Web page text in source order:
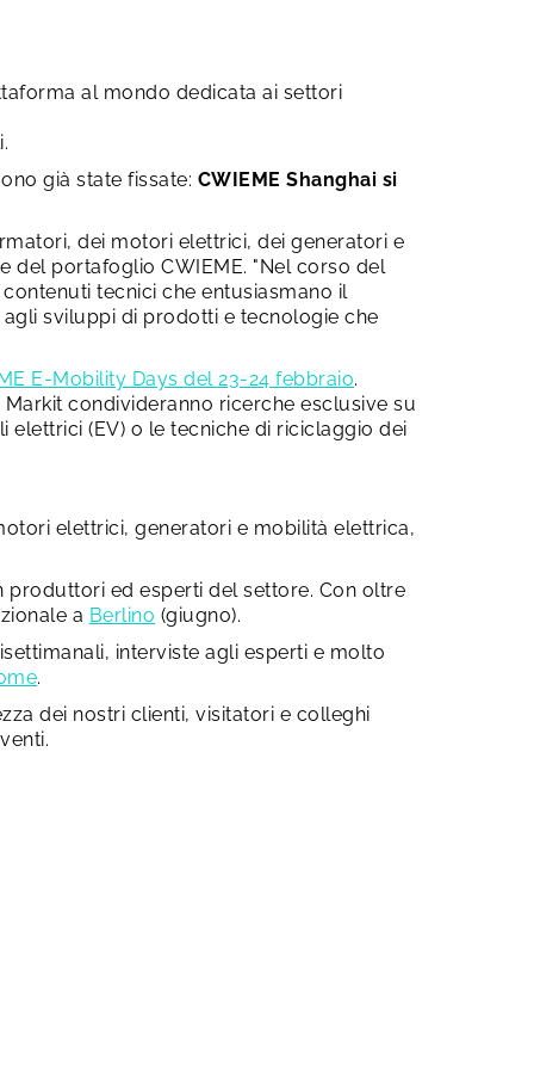
al mondo dedicata ai settori
già state fissate: CWIEME Shanghai si
dei motori elettrici, dei generatori e
del portafoglio CWIEME. "Nel corso del
tecnici che entusiasmano il
sviluppi di prodotti e tecnologie che
E-Mobility Days del 23-24 febbraio.
condivideranno ricerche esclusive su
(EV) o le tecniche di riciclaggio dei
elettrici, generatori e mobilità elettrica,
produttori ed esperti del settore. Con oltre
a Berlino (giugno).
interviste agli esperti e molto
.
dei nostri clienti, visitatori e colleghi